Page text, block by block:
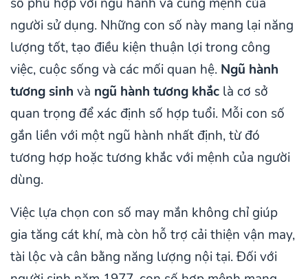
người sử dụng. Những con số này mang lại năng
lượng tốt, tạo điều kiện thuận lợi trong công
việc, cuộc sống và các mối quan hệ. Ngũ hành
tương sinh và ngũ hành tương khắc là cơ sở
quan trọng để xác định số hợp tuổi. Mỗi con số
gắn liền với một ngũ hành nhất định, từ đó
tương hợp hoặc tương khắc với mệnh của người
dùng.
Việc lựa chọn con số may mắn không chỉ giúp
gia tăng cát khí, mà còn hỗ trợ cải thiện vận may,
tài lộc và cân bằng năng lượng nội tại. Đối với